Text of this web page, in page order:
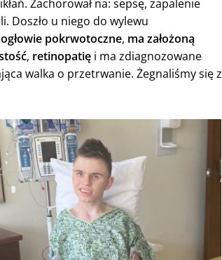
Zachorował na: sepsę, zapalenie
Doszło u niego do wylewu
pokrwotoczne, ma założoną
, retinopatię i ma zdiagnozowane
walka o przetrwanie. Żegnaliśmy się z